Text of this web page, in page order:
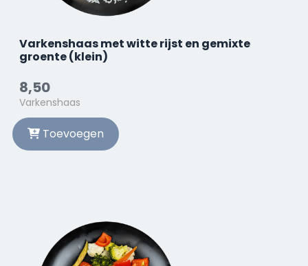
Varkenshaas met witte rijst en gemixte
groente (klein)
8,50
Varkenshaas
Toevoegen